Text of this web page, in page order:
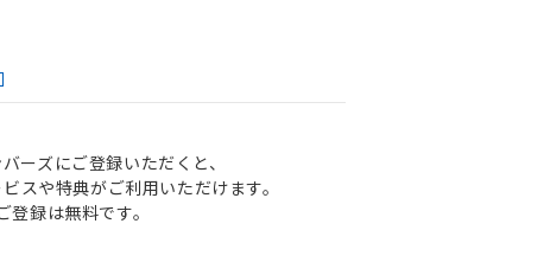
ーズにご登録いただくと、
スや特典がご利用いただけます。
登録は無料です。